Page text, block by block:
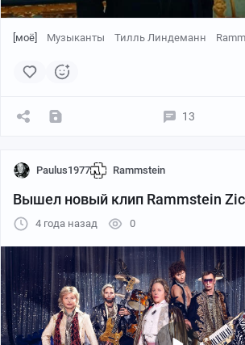
[моё] Музыканты Тилль Линдеманн
13
Paulus1977 Rammstein
Вышел новый клип Rammstein
4 года назад 0